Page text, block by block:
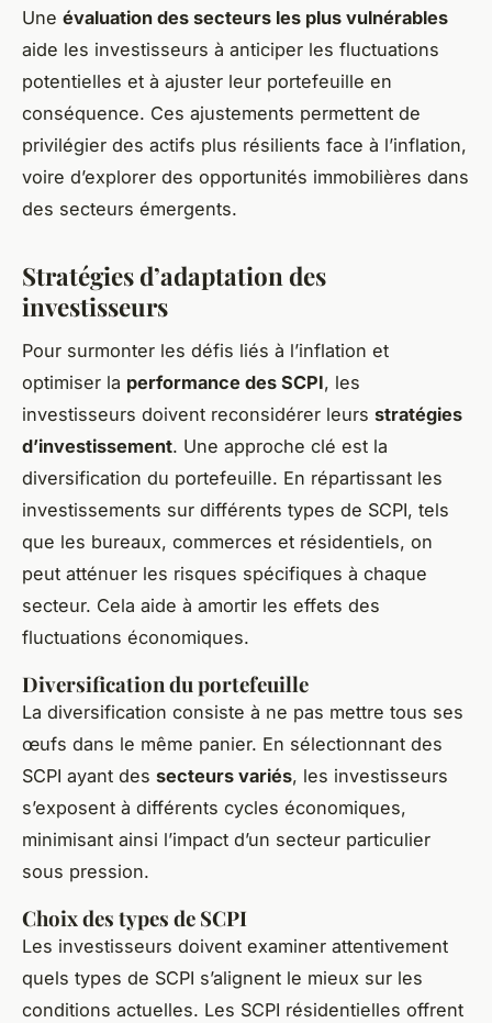
Une évaluation des secteurs les plus vulnérables
aide les investisseurs à anticiper les fluctuations
potentielles et à ajuster leur portefeuille en
conséquence. Ces ajustements permettent de
privilégier des actifs plus résilients face à l’inflation,
voire d’explorer des opportunités immobilières dans
des secteurs émergents.
Stratégies d’adaptation des
investisseurs
Pour surmonter les défis liés à l’inflation et
optimiser la performance des SCPI, les
investisseurs doivent reconsidérer leurs stratégies
d’investissement. Une approche clé est la
diversification du portefeuille. En répartissant les
investissements sur différents types de SCPI, tels
que les bureaux, commerces et résidentiels, on
peut atténuer les risques spécifiques à chaque
secteur. Cela aide à amortir les effets des
fluctuations économiques.
Diversification du portefeuille
La diversification consiste à ne pas mettre tous ses
œufs dans le même panier. En sélectionnant des
SCPI ayant des secteurs variés, les investisseurs
s’exposent à différents cycles économiques,
minimisant ainsi l’impact d’un secteur particulier
sous pression.
Choix des types de SCPI
Les investisseurs doivent examiner attentivement
quels types de SCPI s’alignent le mieux sur les
conditions actuelles. Les SCPI résidentielles offrent